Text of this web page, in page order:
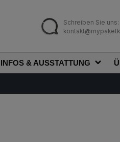
Schreiben Sie uns:
INFOS & AUSSTATTUNG